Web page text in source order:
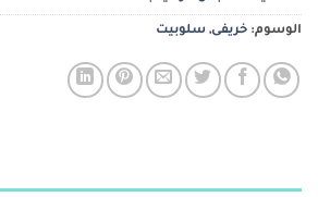
الوسوم: خريفى, سلوبيت